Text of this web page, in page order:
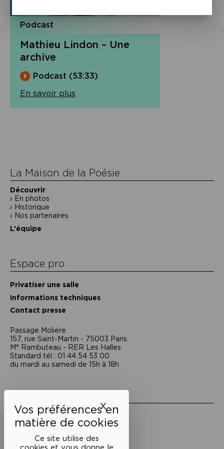
Ce site utilise des
XMasquer le bandeau des
Podcast
Mathieu Lindon – Une
archive
Podcast (53:33)
En savoir plus
La Maison de la Poésie
Découvrir
En photos
Historique
Nos partenaires
L’équipe
Espace pro
Privatiser une salle
Informations techniques
Contact presse
Passage Moliėre
157, rue Saint-Martin - 75003 Paris
M° Rambuteau - RER Les Halles
Standard tél : 01 44 54 53 00
du mardi au samedi de 15h à 18h
Mentions légales
Politique de confidentialité
Conditions générales de vente